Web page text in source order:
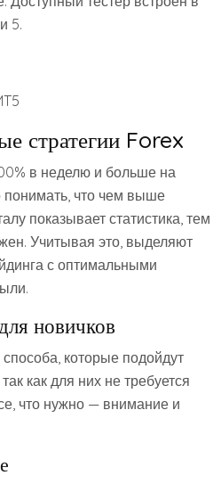
5.
стратегии Forex
в неделю и больше на
понимать, что чем выше
показывает статистика, тем
Учитывая это, выделяют
с оптимальными
новичков
которые подойдут
как для них не требуется
что нужно — внимание и